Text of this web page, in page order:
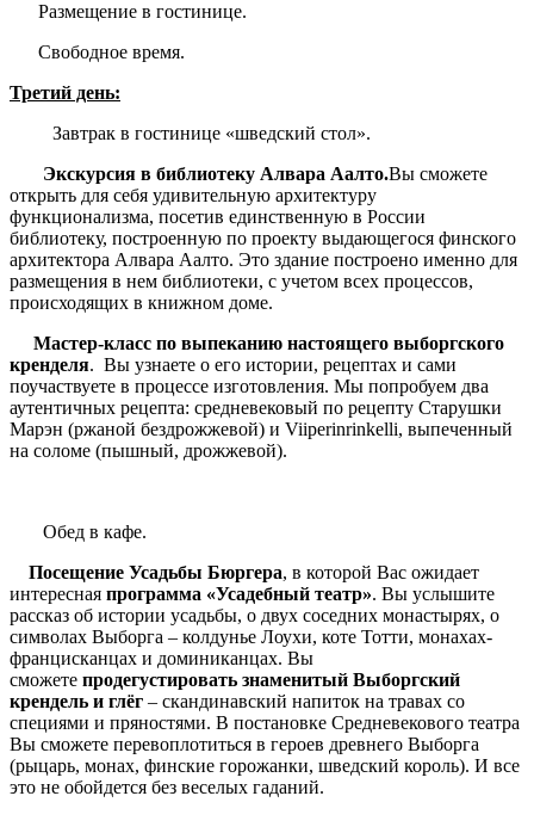
Размещение в гостинице.
Свободное время.
Третий день:
Завтрак в гостинице «шведский стол».
Экскурсия в библиотеку Алвара Аалто.Вы сможете
открыть для себя удивительную архитектуру
функционализма, посетив единственную в России
библиотеку, построенную по проекту выдающегося финского
архитектора Алвара Аалто. Это здание построено именно для
размещения в нем библиотеки, с учетом всех процессов,
происходящих в книжном доме.
Мастер-класс по выпеканию настоящего выборгского
кренделя. Вы узнаете о его истории, рецептах и сами
поучаствуете в процессе изготовления. Мы попробуем два
аутентичных рецепта: средневековый по рецепту Старушки
Марэн (ржаной бездрожжевой) и Viiperinrinkelli, выпеченный
на соломе (пышный, дрожжевой).
Обед в кафе.
Посещение Усадьбы Бюргера, в которой Вас ожидает
интересная программа «Усадебный театр». Вы услышите
рассказ об истории усадьбы, о двух соседних монастырях, о
символах Выборга – колдунье Лоухи, коте Тотти, монахах-
францисканцах и доминиканцах. Вы
сможете продегустировать знаменитый Выборгский
крендель и глёг – скандинавский напиток на травах со
специями и пряностями. В постановке Средневекового театра
Вы сможете перевоплотиться в героев древнего Выборга
(рыцарь, монах, финские горожанки, шведский король). И все
это не обойдется без веселых гаданий.